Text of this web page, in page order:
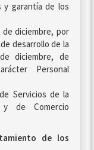
y garantía de los
de diciembre, por
desarrollo de la
diciembre, de
Personal
Servicios de la
de Comercio
de los